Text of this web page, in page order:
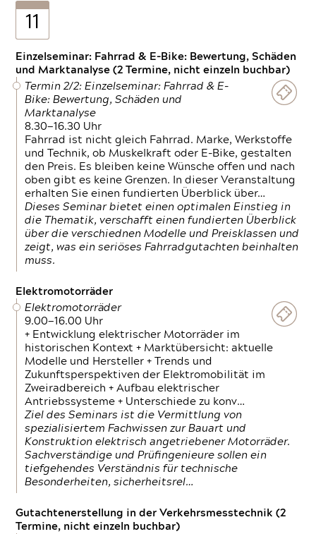
11
Einzelseminar: Fahrrad & E-Bike: Bewertung, Schäden
und Marktanalyse (2 Termine, nicht einzeln buchbar)
Termin 2/2: Einzelseminar: Fahrrad & E-
Bike: Bewertung, Schäden und
Marktanalyse
8.30—16.30 Uhr
Fahrrad ist nicht gleich Fahrrad. Marke, Werkstoffe
und Technik, ob Muskelkraft oder E-Bike, gestalten
den Preis. Es bleiben keine Wünsche offen und nach
oben gibt es keine Grenzen. In dieser Veranstaltung
erhalten Sie einen fundierten Überblick über…
Dieses Seminar bietet einen optimalen Einstieg in
die Thematik, verschafft einen fundierten Überblick
über die verschiednen Modelle und Preisklassen und
zeigt, was ein seriöses Fahrradgutachten beinhalten
muss.
Elektromotorräder
Elektromotorräder
9.00—16.00 Uhr
+ Entwicklung elektrischer Motorräder im
historischen Kontext + Marktübersicht: aktuelle
Modelle und Hersteller + Trends und
Zukunftsperspektiven der Elektromobilität im
Zweiradbereich + Aufbau elektrischer
Antriebssysteme + Unterschiede zu konv…
Ziel des Seminars ist die Vermittlung von
spezialisiertem Fachwissen zur Bauart und
Konstruktion elektrisch angetriebener Motorräder.
Sachverständige und Prüfingenieure sollen ein
tiefgehendes Verständnis für technische
Besonderheiten, sicherheitsrel…
Gutachtenerstellung in der Verkehrsmesstechnik (2
Termine, nicht einzeln buchbar)